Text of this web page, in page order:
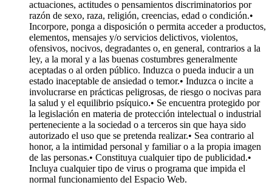
actuaciones, actitudes o pensamientos discriminatorios por
razón de sexo, raza, religión, creencias, edad o condición.•
Incorpore, ponga a disposición o permita acceder a productos,
elementos, mensajes y/o servicios delictivos, violentos,
ofensivos, nocivos, degradantes o, en general, contrarios a la
ley, a la moral y a las buenas costumbres generalmente
aceptadas o al orden público. Induzca o pueda inducir a un
estado inaceptable de ansiedad o temor.• Induzca o incite a
involucrarse en prácticas peligrosas, de riesgo o nocivas para
la salud y el equilibrio psíquico.• Se encuentra protegido por
la legislación en materia de protección intelectual o industrial
perteneciente a la sociedad o a terceros sin que haya sido
autorizado el uso que se pretenda realizar.• Sea contrario al
honor, a la intimidad personal y familiar o a la propia imagen
de las personas.• Constituya cualquier tipo de publicidad.•
Incluya cualquier tipo de virus o programa que impida el
normal funcionamiento del Espacio Web.